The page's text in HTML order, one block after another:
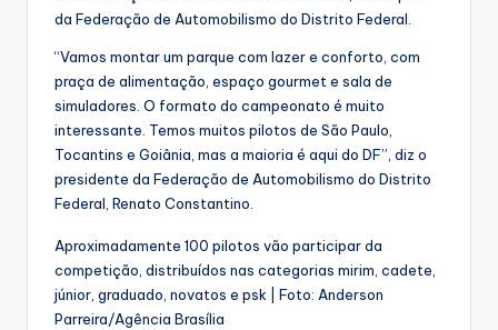
da Federação de Automobilismo do Distrito Federal.
“Vamos montar um parque com lazer e conforto, com
praça de alimentação, espaço gourmet e sala de
simuladores. O formato do campeonato é muito
interessante. Temos muitos pilotos de São Paulo,
Tocantins e Goiânia, mas a maioria é aqui do DF”, diz o
presidente da Federação de Automobilismo do Distrito
Federal, Renato Constantino.
Aproximadamente 100 pilotos vão participar da
competição, distribuídos nas categorias mirim, cadete,
júnior, graduado, novatos e psk | Foto: Anderson
Parreira/Agência Brasília